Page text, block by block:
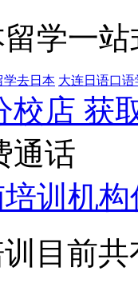
学一
学去日本 大连日语口
校店 获
通话
培训机构
训目前